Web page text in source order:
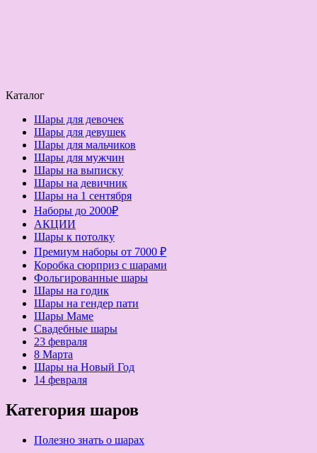
Каталог
Шары для девочек
Шары для девушек
Шары для мальчиков
Шары для мужчин
Шары на выписку
Шары на девичник
Шары на 1 сентября
Наборы до 2000₽
АКЦИИ
Шары к потолку
Премиум наборы от 7000 ₽
Коробка сюрприз с шарами
Фольгированные шары
Шары на годик
Шары на гендер пати
Шары Маме
Свадебные шары
23 февраля
8 Марта
Шары на Новый Год
14 февраля
Категория шаров
Полезно знать о шарах